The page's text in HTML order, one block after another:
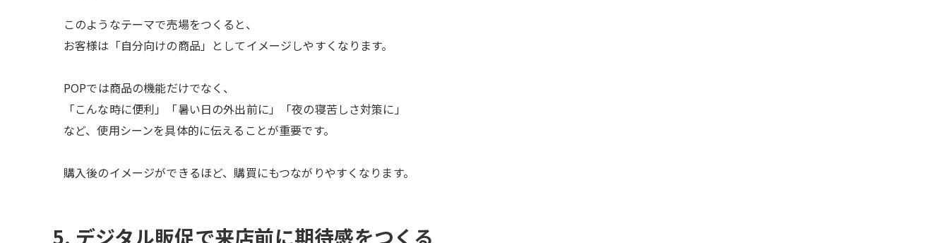
このようなテーマで売場をつくると、
お客様は「自分向けの商品」としてイメージしやすくなります。
POPでは商品の機能だけでなく、
「こんな時に便利」「暑い日の外出前に」「夜の寝苦しさ対策に」
など、使用シーンを具体的に伝えることが重要です。
購入後のイメージができるほど、購買にもつながりやすくなります。
5. デジタル販促で来店前に期待感をつくる